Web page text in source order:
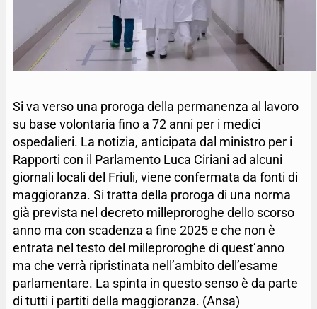
Si va verso una proroga della permanenza al lavoro
su base volontaria fino a 72 anni per i medici
ospedalieri. La notizia, anticipata dal ministro per i
Rapporti con il Parlamento Luca Ciriani ad alcuni
giornali locali del Friuli, viene confermata da fonti di
maggioranza. Si tratta della proroga di una norma
già prevista nel decreto milleproroghe dello scorso
anno ma con scadenza a fine 2025 e che non è
entrata nel testo del milleproroghe di quest’anno
ma che verrà ripristinata nell’ambito dell’esame
parlamentare. La spinta in questo senso è da parte
di tutti i partiti della maggioranza. (Ansa)